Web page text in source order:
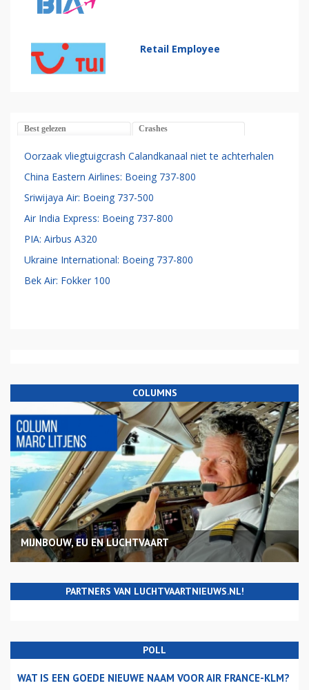
Retail Employee
Best gelezen Crashes
Oorzaak vliegtuigcrash Calandkanaal niet te achterhalen
China Eastern Airlines: Boeing 737-800
Sriwijaya Air: Boeing 737-500
Air India Express: Boeing 737-800
PIA: Airbus A320
Ukraine International: Boeing 737-800
Bek Air: Fokker 100
COLUMNS
MIJNBOUW, EU EN LUCHTVAART
PARTNERS VAN LUCHTVAARTNIEUWS.NL!
POLL
WAT IS EEN GOEDE NIEUWE NAAM VOOR AIR FRANCE-KLM?